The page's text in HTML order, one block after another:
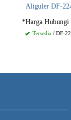
Aliguler DF-
*Harga Hubungi
Tersedia/ DF-